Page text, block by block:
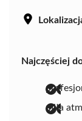
Najczęściej
miła